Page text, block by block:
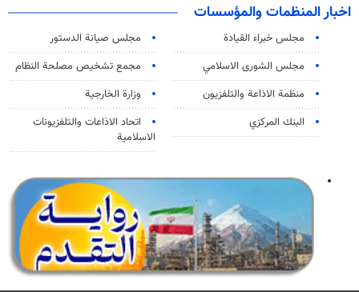
اخبار المنظمات والمؤسسات
مجلس خبراء القيادة
مجلس صيانة الدستور
مجلس الشورى الاسلامي
مجمع تشخيص مصلحة النظام
منظمة الاذاعة والتلفزیون
وزارة الخارجية
البنك المركزي
اتحاد الاذاعات والتلفزيونات
الاسلامية